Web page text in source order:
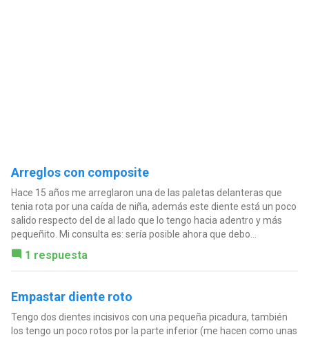
Arreglos con composite
Hace 15 años me arreglaron una de las paletas delanteras que
tenia rota por una caída de niña, además este diente está un poco
salido respecto del de al lado que lo tengo hacia adentro y más
pequeñito. Mi consulta es: sería posible ahora que debo...
1 respuesta
Empastar diente roto
Tengo dos dientes incisivos con una pequeña picadura, también
los tengo un poco rotos por la parte inferior (me hacen como unas